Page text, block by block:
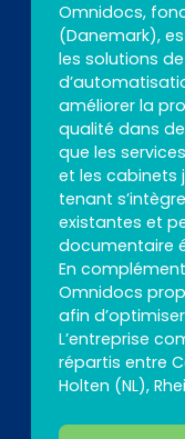
Omnidocs,
(Danemark),
les solutions
améliorer la
qualité dans
que les
et les cabinets
tenant
existantes et
documentaire
En
Omnidocs
afin
L’entreprise
répartis entre
Holten (NL),